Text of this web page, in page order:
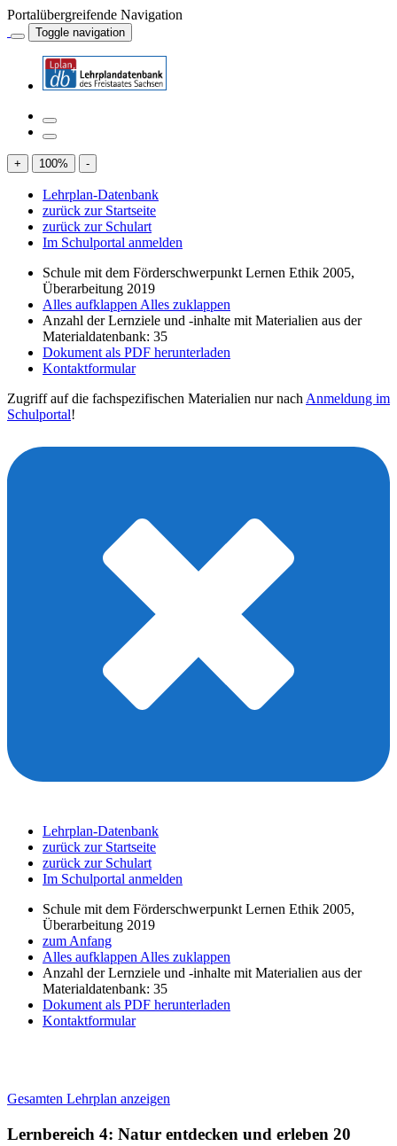
Portalübergreifende Navigation
Toggle navigation
+ 100% -
Lehrplan-Datenbank
zurück zur Startseite
zurück zur Schulart
Im Schulportal anmelden
Schule mit dem Förderschwerpunkt Lernen Ethik 2005,
Überarbeitung 2019
Alles aufklappen Alles zuklappen
Anzahl der Lernziele und -inhalte mit Materialien aus der
Materialdatenbank: 35
Dokument als PDF herunterladen
Kontaktformular
Zugriff auf die fachspezifischen Materialien nur nach Anmeldung im
Schulportal!
Lehrplan-Datenbank
zurück zur Startseite
zurück zur Schulart
Im Schulportal anmelden
Schule mit dem Förderschwerpunkt Lernen Ethik 2005,
Überarbeitung 2019
zum Anfang
Alles aufklappen Alles zuklappen
Anzahl der Lernziele und -inhalte mit Materialien aus der
Materialdatenbank: 35
Dokument als PDF herunterladen
Kontaktformular
Gesamten Lehrplan anzeigen
Lernbereich 4: Natur entdecken und erleben 20